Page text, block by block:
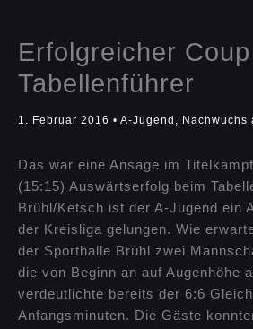
Erfolgreicher
Tabellenführer
1. Februar 2016 • A-Jugend , Nachwuchs
Das war eine Ansage im
(15:15) Auswärtserfolg beim
Brühl/Ketsch ist der A-Jugend ein
der Kreisliga gelungen. Wie
der Sporthalle Brühl zwei
die von Beginn an auf Augenhöhe
verdeutlichte bereits der 6:6
Anfangsminuten. Die Gäste